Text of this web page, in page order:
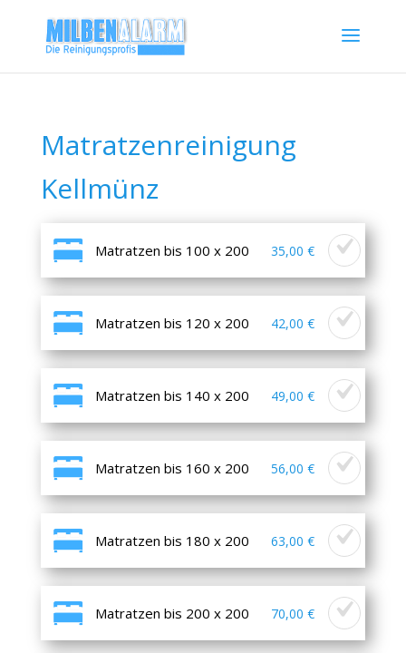
Matratzenreinigung
Kellmünz
Matratzen bis 100 x 200 35,00 €
Matratzen bis 120 x 200 42,00 €
Matratzen bis 140 x 200 49,00 €
Matratzen bis 160 x 200 56,00 €
Matratzen bis 180 x 200 63,00 €
Matratzen bis 200 x 200 70,00 €